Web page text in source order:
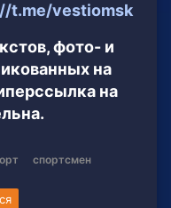
t.me/vestiomsk
фото- и
на
на
спортсмен